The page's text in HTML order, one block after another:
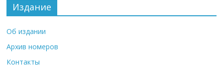
Издание
Об издании
Архив номеров
Контакты